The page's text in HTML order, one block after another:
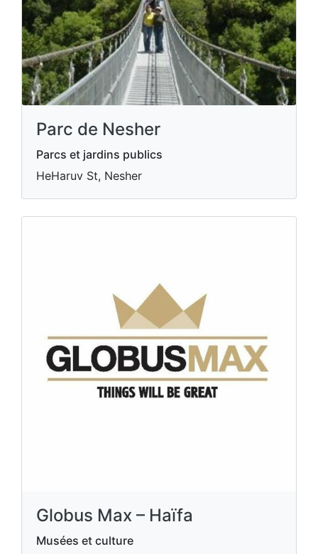
Parc de Nesher
Parcs et jardins publics
HeHaruv St, Nesher
Globus Max – Haïfa
Musées et culture